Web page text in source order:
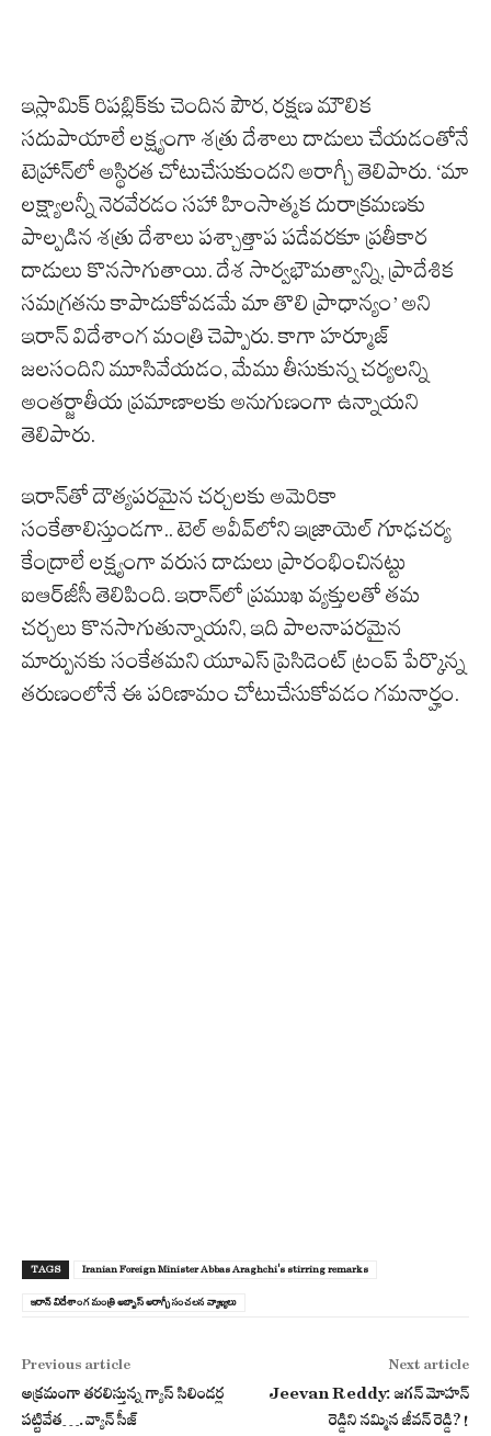
ఇస్లామిక్ రిపబ్లిక్‌కు చెందిన పౌర, రక్షణ మౌలిక
సదుపాయాలే లక్ష్యంగా శత్రు దేశాలు దాడులు చేయడంతోనే
టెహ్రాన్‌లో అస్థిరత చోటుచేసుకుందని అరాగ్చీ తెలిపారు. ‘మా
లక్ష్యాలన్నీ నెరవేరడం సహా హింసాత్మక దురాక్రమణకు
పాల్పడిన శత్రు దేశాలు పశ్చాత్తాప పడేవరకూ ప్రతీకార
దాడులు కొనసాగుతాయి. దేశ సార్వభౌమత్వాన్ని, ప్రాదేశిక
సమగ్రతను కాపాడుకోవడమే మా తొలి ప్రాధాన్యం’ అని
ఇరాన్ విదేశాంగ మంత్రి చెప్పారు. కాగా హ‌ర్మూజ్
జ‌ల‌సందిని మూసివేయ‌డం, మేము తీసుకున్న చ‌ర్య‌ల‌న్ని
అంత‌ర్జాతీయ ప్ర‌మాణాల‌కు అనుగుణంగా ఉన్నాయ‌ని
తెలిపారు.
ఇరాన్‌తో దౌత్యపరమైన చర్చలకు అమెరికా
సంకేతాలిస్తుండగా.. టెల్ అవీవ్‌లోని ఇజ్రాయెల్ గూఢచర్య
కేంద్రాలే లక్ష్యంగా వరుస దాడులు ప్రారంభించినట్టు
ఐఆర్‌జీసీ తెలిపింది. ఇరాన్‌లో ప్రముఖ వ్యక్తులతో తమ
చర్చలు కొనసాగుతున్నాయని, ఇది పాలనాపరమైన
మార్పునకు సంకేతమని యూఎస్ ప్రెసిడెంట్ ట్రంప్ పేర్కొన్న
తరుణంలోనే ఈ పరిణామం చోటుచేసుకోవడం గమనార్హం.
TAGS Iranian Foreign Minister Abbas Araghchi's stirring remarks
ఇరాన్ విదేశాంగ మంత్రి అబ్బాస్ అరాగ్చీ సంచ‌ల‌న వ్యాఖ్య‌లు
Previous article
అక్రమంగా తరలిస్తున్న గ్యాస్ సిలిండర్ల
ప‌ట్టివేత‌….వ్యాన్ సీజ్‌
Next article
Jeevan Reddy: జగన్ మోహన్
రెడ్డిని నమ్మిన జీవన్ రెడ్డి?!